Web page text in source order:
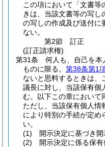
この項において「文書等
きは、当該文書等の写
の写しの作成及び送付に
ない。
第2節
訂正
(訂正請求権)
第31条
何人も、自己を本
ものに限る。 第38条第1
ないと思料するときは、
議長に対し、当該保有個
む。以下この章において
ただし、当該保有個人情
により特別の手続が定め
い。
(1)
開示決定に基づき
(2)
開示決定に係る保有